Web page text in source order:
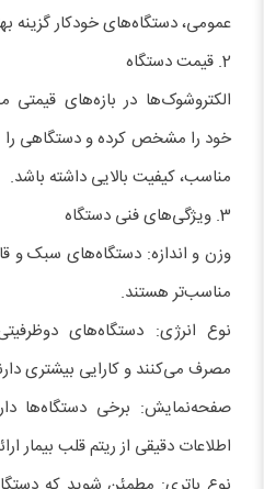
عمومی، دستگاه‌های خودکار گزینه
2. قیمت دستگاه
الکتروشوک‌ها در بازه‌های
خود را مشخص کرده و دستگاهی را
مناسب، کیفیت بالایی داشته باشد.
3. ویژگی‌های فنی دستگاه
وزن و اندازه: دستگاه‌های سبک و
مناسب‌تر هستند.
مصرف می‌کنند و کارایی بیشتری
صفحه‌نمایش: برخی دستگاه‌ها
اطلاعات دقیقی از ریتم قلب بیمار